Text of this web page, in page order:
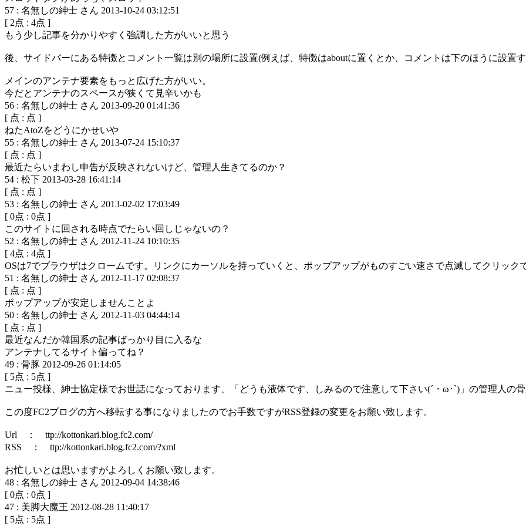
57 : 名無しの紳士 さん 2013-10-24 03:12:51
[ 2点 : 4点 ]
もう少し記事を分かりやすく強調した方がいいと思う
後、サイドバーにある特徴とコメント一覧は別の場所に設置(例えば、特徴はaboutに置くとか、コメントは下のほうに設置
メインのアンテナ要素をもっと広げた方がいい。
今だとアンテナのスペースが狭くて見辛いかも
56 : 名無しの紳士 さん 2013-09-20 01:41:36
[ 点 : 点 ]
ねたAtoZをどうにかせいや
55 : 名無しの紳士 さん 2013-07-24 15:10:37
[ 点 : 点 ]
最近たらいまわし申告が反映されないけど、管理人生きてるのか？
54 : 松下 2013-03-28 16:41:14
[ 点 : 点 ]
53 : 名無しの紳士 さん 2013-02-02 17:03:49
[ 0点 : 0点 ]
このサイトに回される時点でたらい回しじゃないの？
52 : 名無しの紳士 さん 2012-11-24 10:10:35
[ 4点 : 4点 ]
OSは7でブラウザはクロームです。リンクにカーソルを持っていくと、ポップアップがものすごい速さで点滅してクリック
51 : 名無しの紳士 さん 2012-11-17 02:08:37
[ 点 : 点 ]
ポップアップが安定しませんことよ
50 : 名無しの紳士 さん 2012-11-03 04:44:14
[ 点 : 点 ]
最近なんだか韓国系の記事ばっかり目に入るな
アンテナしてるサイト偏ってね？
49 : 骨豚 2012-09-26 01:14:05
[ 5点 : 5点 ]
ニュー投様、紳士協定様でお世話になっております、「どうも液体です、しみるので注意して下さい(´・ω･`)」の管理人の
この度FC2ブログの方へ移転する事になりましたのでお手数ですがRSS登録の変更をお願い致します。
Url ： ttp://kottonkari.blog.fc2.com/
RSS ： ttp://kottonkari.blog.fc2.com/?xml
お忙しいとは思いますがよろしくお願い致します。
48 : 名無しの紳士 さん 2012-09-04 14:38:46
[ 0点 : 0点 ]
47 : 美脚大魔王 2012-08-28 11:40:17
[ 5点 : 5点 ]